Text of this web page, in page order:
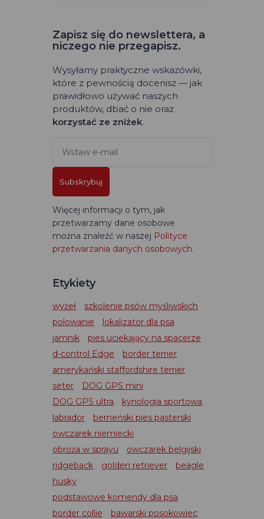
Zapisz się do newslettera, a
niczego nie przegapisz.
Wysyłamy praktyczne wskazówki,
które z pewnością docenisz — jak
prawidłowo używać naszych
produktów, dbać o nie oraz
korzystać ze zniżek.
Subskrybuj
Więcej informacji o tym, jak
przetwarzamy dane osobowe
można znaleźć w naszej Polityce
przetwarzania danych osobowych.
Etykiety
wyżeł
szkolenie psów myśliwskich
polowanie
lokalizator dla psa
jamnik
pies uciekający na spacerze
d-control Edge
border terrier
amerykański staffordshire terrier
seter
DOG GPS mini
DOG GPS ultra
kynologia sportowa
labrador
berneński pies pasterski
owczarek niemiecki
obroża w sprayu
owczarek belgijski
ridgeback
golden retriever
beagle
husky
podstawowe komendy dla psa
border collie
bawarski posokowiec